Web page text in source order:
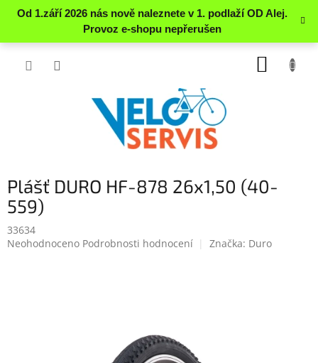
Přejít
Plášť DURO HF-878 26x1,50 (40-
559)
33634
Průměrné
Neohodnoceno Podrobnosti hodnocení Značka: Duro